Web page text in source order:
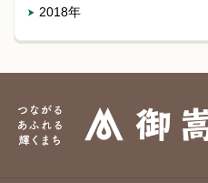
2018年